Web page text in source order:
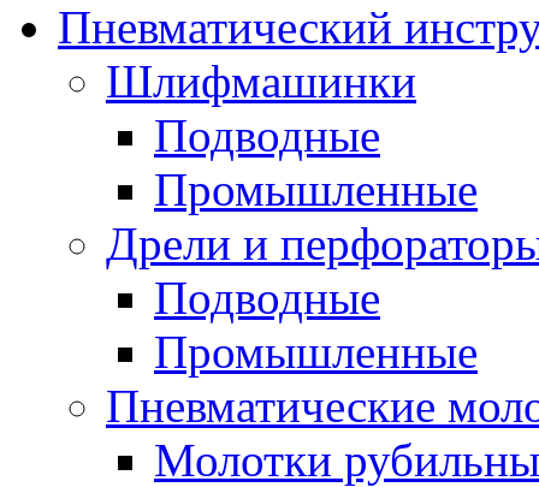
Пневматический
Шлифмашинки
Подводные
Промышленные
Дрели и
Подводные
Промышленные
Пневматические
Молотки